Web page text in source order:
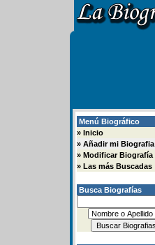
Menú Biográfico
» Inicio
» Añadir mi Biografia
» Modificar Biografía
» Las más Buscadas
Busca Biografías